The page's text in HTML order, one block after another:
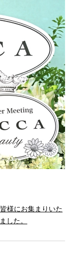
様にお集まりいた
した。